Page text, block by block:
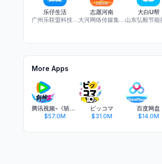
乐仔生活
广州乐联盟科技有限公司
志愿河南
大河网络传媒集团有限公司
大白U帮
More Apps
腾讯视频-《斩神2》国漫神番回归
$57.0M
ピッコマ
$31.0M
百度网盘
$14.0M